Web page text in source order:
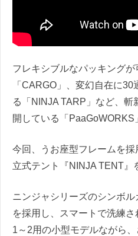
フレキシブルなパッキングが
「CARGO」、変幻自在に
る「NINJA TARP」など、斬
開している「PaaGoWORKS
今回、うお座型フレームを
立式テント『NINJA TENT』
ニンジャシリーズのシンボ
を採用し、スマートで洗練さ
1～2用の小型モデルながら